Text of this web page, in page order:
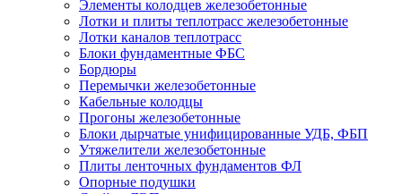
Элементы колодцев железобетонные
Лотки и плиты теплотрасс железобетонные
Лотки каналов теплотрасс
Блоки фундаментные ФБС
Бордюры
Перемычки железобетонные
Кабельные колодцы
Прогоны железобетонные
Блоки дырчатые унифицированные УДБ, ФБП
Утяжелители железобетонные
Плиты ленточных фундаментов ФЛ
Опорные подушки